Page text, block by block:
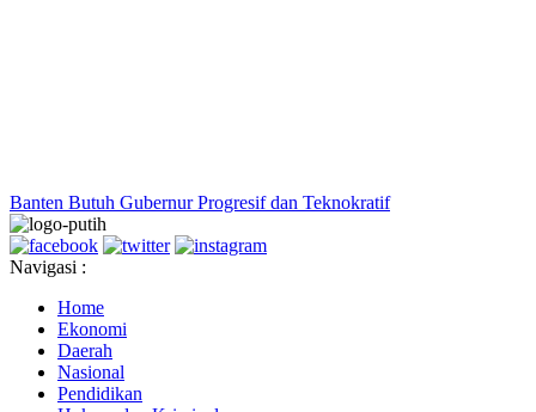
Banten Butuh Gubernur Progresif dan Teknokratif
Navigasi :
Home
Ekonomi
Daerah
Nasional
Pendidikan